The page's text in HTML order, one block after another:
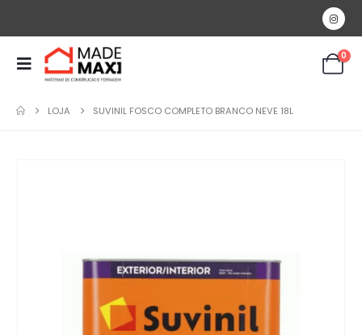
0
LOJA SUVINIL FOSCO COMPLETO BRANCO NEVE 18L